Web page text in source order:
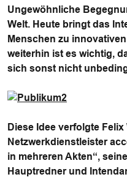
Ungewöhnliche
Welt. Heute bringt das
Menschen zu
weiterhin ist es wichtig,
sich sonst nicht
Diese Idee verfolgte
Netzwerkdienstleister
in mehreren Akten“,
Hauptredner und